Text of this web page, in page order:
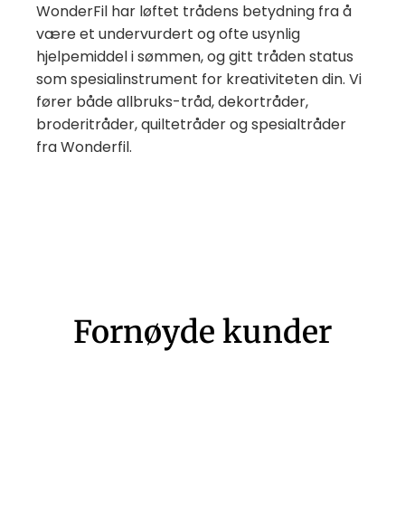
WonderFil har løftet trådens betydning fra å
være et undervurdert og ofte usynlig
hjelpemiddel i sømmen, og gitt tråden status
som spesialinstrument for kreativiteten din. Vi
fører både allbruks-tråd, dekortråder,
broderitråder, quiltetråder og spesialtråder
fra Wonderfil.
Fornøyde kunder